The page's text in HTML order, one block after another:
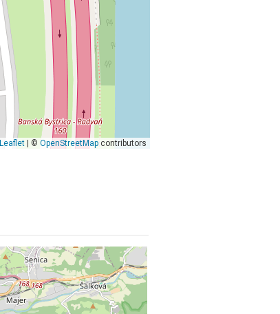
Leaflet| © OpenStreetMapcontributors